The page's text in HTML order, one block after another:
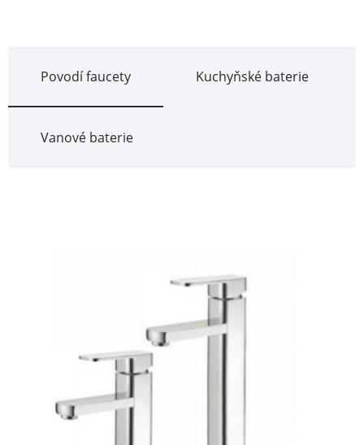
Povodí faucety Kuchyňské baterie
Vanové baterie